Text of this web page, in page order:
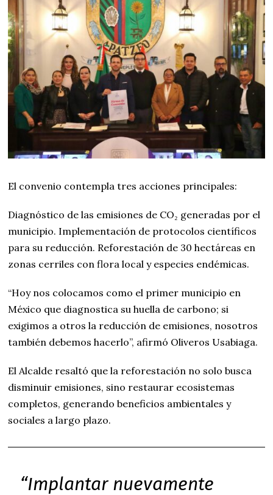
El convenio contempla tres acciones principales:
Diagnóstico de las emisiones de CO₂ generadas por el
municipio. Implementación de protocolos científicos
para su reducción. Reforestación de 30 hectáreas en
zonas cerriles con flora local y especies endémicas.
“Hoy nos colocamos como el primer municipio en
México que diagnostica su huella de carbono; si
exigimos a otros la reducción de emisiones, nosotros
también debemos hacerlo”, afirmó Oliveros Usabiaga.
El Alcalde resaltó que la reforestación no solo busca
disminuir emisiones, sino restaurar ecosistemas
completos, generando beneficios ambientales y
sociales a largo plazo.
“Implantar nuevamente